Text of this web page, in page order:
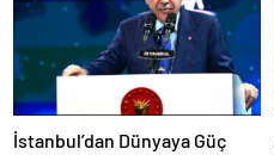
İstanbul’dan Dünyaya Güç